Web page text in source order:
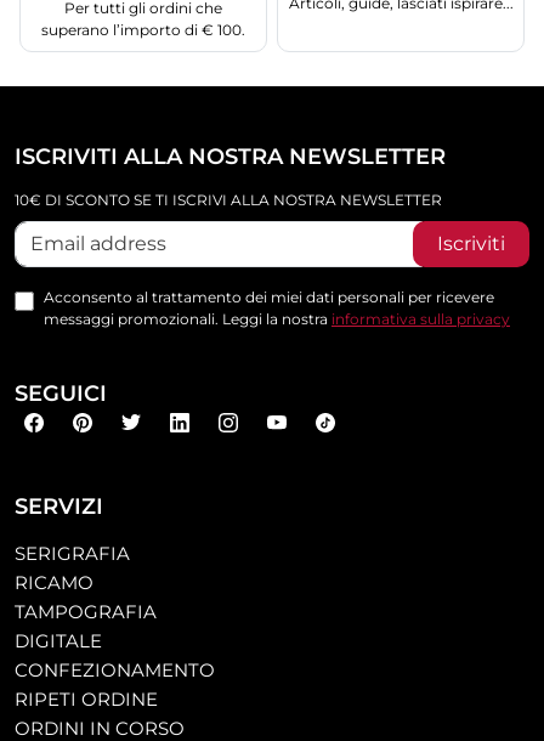
Per tutti gli ordini che
superano l’importo di € 100.
SERVIZI
SERIGRAFIA
RICAMO
TAMPOGRAFIA
DIGITALE
CONFEZIONAMENTO
RIPETI ORDINE
ORDINI IN CORSO
ISCRIVITI ALLA NOSTRA NEWSLETTER
10€ DI SCONTO SE TI ISCRIVI ALLA NOSTRA NEWSLETTER
Iscriviti
Acconsento al trattamento dei miei dati personali per ricevere
messaggi promozionali. Leggi la nostra informativa sulla privacy
SEGUICI